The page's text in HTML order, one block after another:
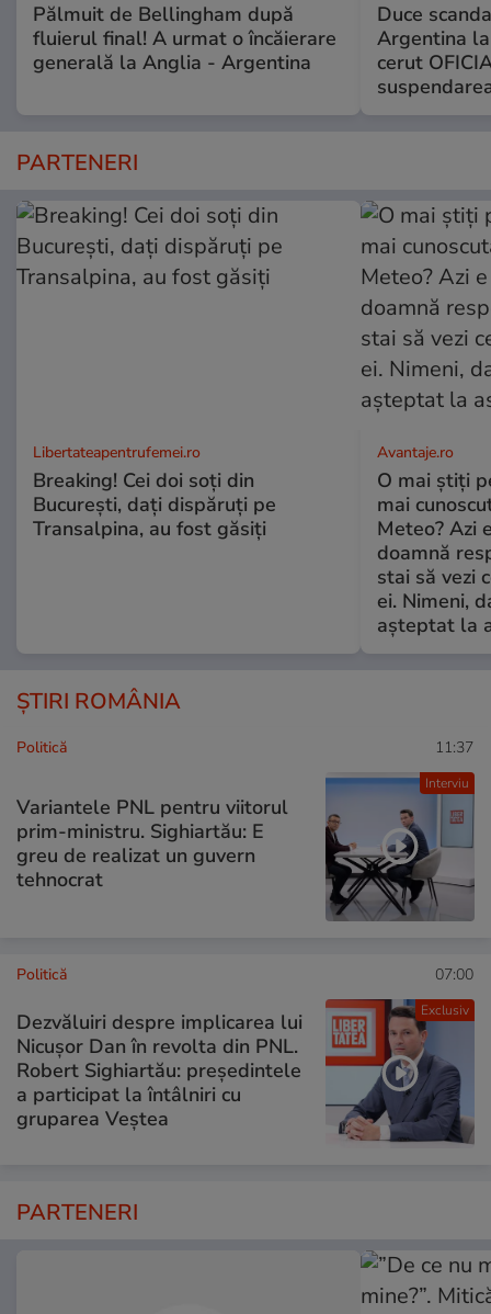
Pălmuit de Bellingham după
fluierul final! A urmat o încăierare
generală la Anglia - Argentina
Duce
Argentina
cerut
PARTENERI
Libertateapentrufemei.ro
Breaking! Cei doi soți din
București, dați dispăruți pe
Transalpina, au fost găsiți
Avantaje.ro
O mai știți
mai
Meteo? Azi
doamnă
stai să vezi
ei. Nimeni,
așteptat la
ȘTIRI ROMÂNIA
Interviu
Politică 11:37
Variantele PNL pentru viitorul
prim-ministru. Sighiartău: E
greu de realizat un guvern
tehnocrat
Exclusiv
Politică 07:00
Dezvăluiri despre implicarea lui
Nicușor Dan în revolta din PNL.
Robert Sighiartău: președintele
a participat la întâlniri cu
gruparea Veștea
PARTENERI